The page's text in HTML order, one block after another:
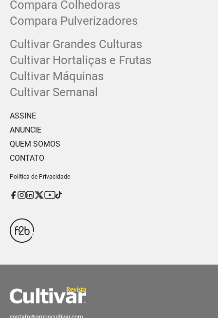
Compara Colhedoras
Compara Pulverizadores
Cultivar Grandes Culturas
Cultivar Hortaliças e Frutas
Cultivar Máquinas
Cultivar Semanal
ASSINE
ANUNCIE
QUEM SOMOS
CONTATO
Política de Privacidade